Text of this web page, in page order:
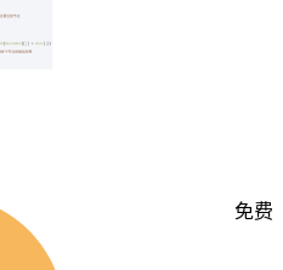
免费